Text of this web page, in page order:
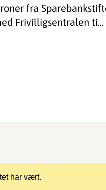
fra
Frivilligsentralen ti...
har vært.